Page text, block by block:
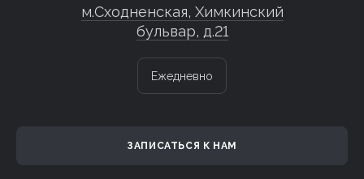
м.Сходненская, Химкинский
бульвар, д.21
Ежедневно
ЗАПИСАТЬСЯ К НАМ